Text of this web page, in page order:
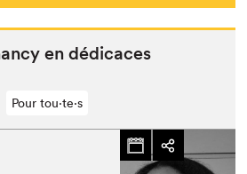
en dédicaces
Pour tou⋅te⋅s